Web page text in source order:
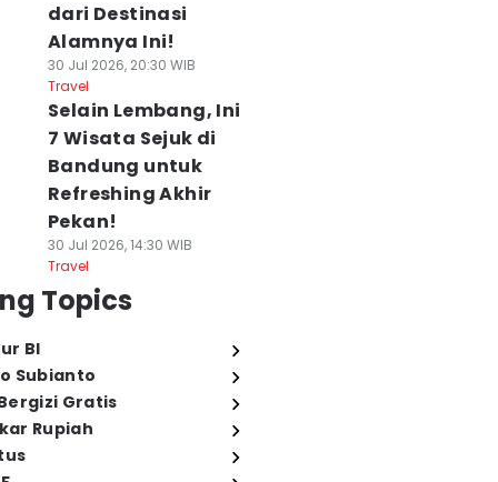
dari Destinasi
Alamnya Ini!
30 Jul 2026, 20:30 WIB
Travel
Selain Lembang, Ini
7 Wisata Sejuk di
Bandung untuk
Refreshing Akhir
Pekan!
30 Jul 2026, 14:30 WIB
Travel
Topics
BI
Subianto
Gratis
Rupiah